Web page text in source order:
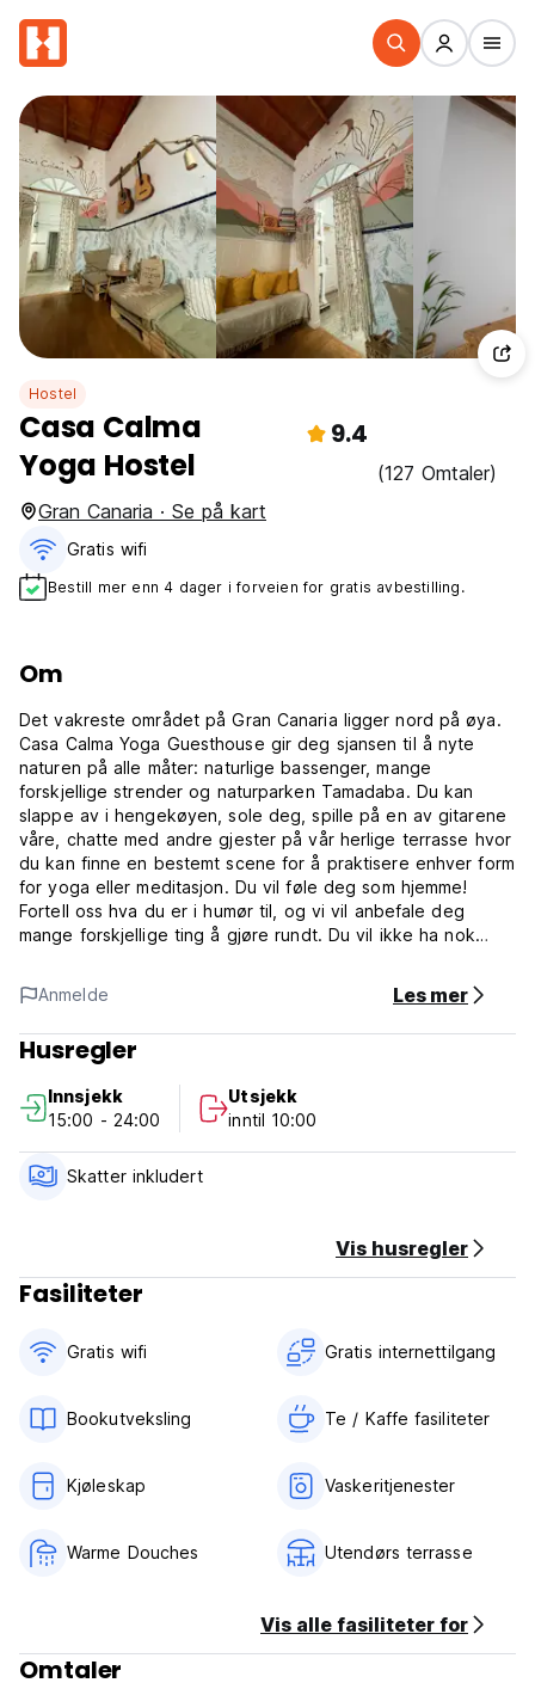
Hostel
Casa Calma
Yoga Hostel
9.4
(127 Omtaler)
Gran Canaria · Se på kart
Gratis wifi‎
Bestill mer enn 4 dager i forveien for gratis avbestilling.
Om
Det vakreste området på Gran Canaria ligger nord på øya.
Casa Calma Yoga Guesthouse gir deg sjansen til å nyte
naturen på alle måter: naturlige bassenger, mange
forskjellige strender og naturparken Tamadaba. Du kan
slappe av i hengekøyen, sole deg, spille på en av gitarene
våre, chatte med andre gjester på vår herlige terrasse hvor
du kan finne en bestemt scene for å praktisere enhver form
for yoga eller meditasjon. Du vil føle deg som hjemme!
Fortell oss hva du er i humør til, og vi vil anbefale deg
mange forskjellige ting å gjøre rundt. Du vil ikke ha nok
Det er to private rom og en sovesal for 6 personer. Det er
en salong hvor du kan slappe av og dele og chatte med
andre reisende. (Auto-translated from original language)
Anmelde Les mer
Husregler
Innsjekk
15:00 - 24:00
Utsjekk
inntil 10:00
Skatter inkludert
Vis husregler
Fasiliteter
Gratis wifi‎ Gratis internettilgang
Bookutveksling Te / Kaffe fasiliteter
Kjøleskap Vaskeritjenester
Warme Douches Utendørs terrasse
Vis alle fasiliteter for
Omtaler